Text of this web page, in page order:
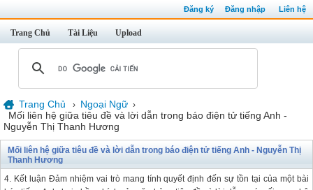
Đăng ký Đăng nhập Liên hệ
Trang Chủ Tài Liệu Upload
Trang Chủ › Ngoại Ngữ ›
Mối liên hệ giữa tiêu đề và lời dẫn trong báo điện tử tiếng Anh -
Nguyễn Thị Thanh Hương
Mối liên hệ giữa tiêu đề và lời dẫn trong báo điện tử tiếng Anh - Nguyễn Thị
Thanh Hương
4. Kết luận Đảm nhiệm vai trò mang tính quyết định đến sự tồn tại của một bài